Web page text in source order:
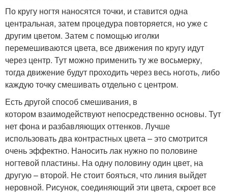
По кругу ногтя наносятся точки, и ставится одна
центральная, затем процедура повторяется, но уже с
другим цветом. Затем с помощью иголки
перемешиваются цвета, все движения по кругу идут
через центр. Тут можно применить ту же восьмерку,
тогда движение будут проходить через весь ноготь, либо
каждую точку смешивать отдельно с центром.
Есть другой способ смешивания, в
котором взаимодействуют непосредственно основы. Тут
нет фона и разбавляющих оттенков. Лучше
использовать два контрастных цвета – это смотрится
очень эффектно. Наносить лак нужно по половине
ногтевой пластины. На одну половину один цвет, на
другую – второй. Не стоит бояться, что линия выйдет
неровной. Рисунок, соединяющий эти цвета, скроет все